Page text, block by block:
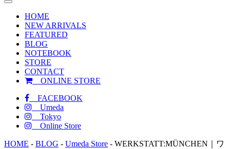
toggle
navigation
HOME
NEW ARRIVALS
FEATURED
BLOG
NOTEBOOK
STORE
CONTACT
ONLINE STORE
FACEBOOK
Umeda
Tokyo
Online Store
HOME - BLOG - Umeda Store - WERKSTATT:MÜNCHEN｜ワ